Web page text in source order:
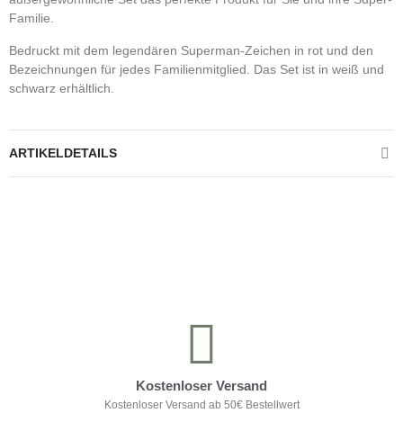
Familie.
Bedruckt mit dem legendären Superman-Zeichen in rot und den
Bezeichnungen für jedes Familienmitglied. Das Set ist in weiß und
schwarz erhältlich.
ARTIKELDETAILS
Kostenloser Versand
Kostenloser Versand ab 50€ Bestellwert